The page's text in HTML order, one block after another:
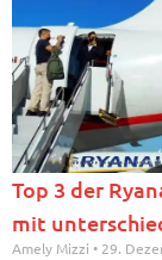
Top 3 der
mit
Amely Mizzi 29.